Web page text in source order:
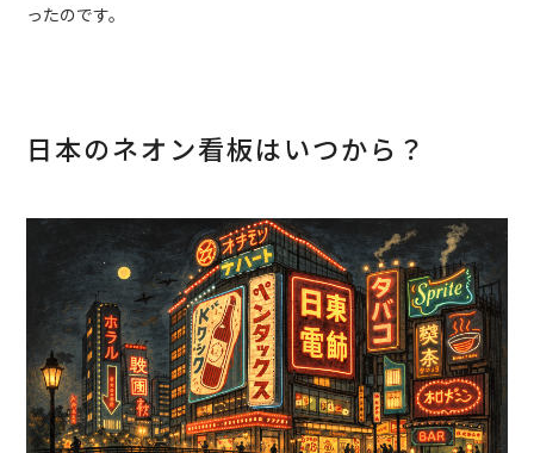
ったのです。
日本のネオン看板はいつから？